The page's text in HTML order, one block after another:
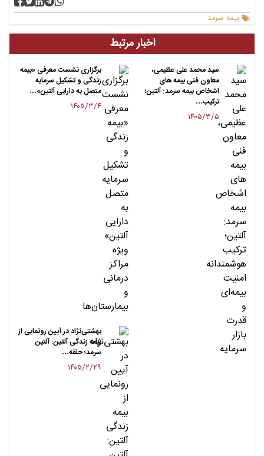
بیمه سرمد
اخبار مرتبط
سید محمد علی عظیمی،
معاون فنی بیمه های
اشخاص بیمه سرمد: آلتین؛
ترکیب…
۱۴۰۵/۳/۵
برگزاری نشست معرفی «بیمه
زندگی و تشکیل سرمایه
متصل به دارایی آلتین»…
۱۴۰۵/۳/۴
بهشتی‌نژاد در آیین رونمایی از
بیمه زندگی آلتین: آلتین
سرمد؛ حلقه…
۱۴۰۵/۲/۲۹